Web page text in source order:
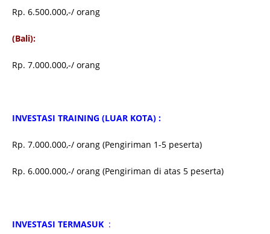
Rp. 6.500.000,-/ orang
(Bali):
Rp. 7.000.000,-/ orang
INVESTASI TRAINING (LUAR KOTA) :
Rp. 7.000.000,-/ orang (Pengiriman 1-5 peserta)
Rp. 6.000.000,-/ orang (Pengiriman di atas 5 peserta)
INVESTASI TERMASUK :